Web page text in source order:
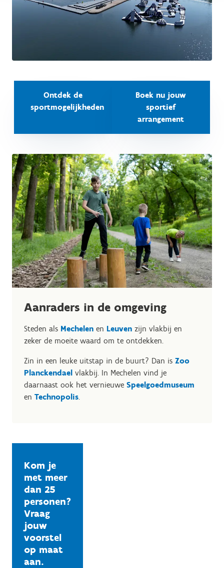
Ontdek de
sportmogelijkheden
Boek nu jouw
sportief
arrangement
Aanraders in de omgeving
Steden als Mechelen en Leuven zijn vlakbij en
zeker de moeite waard om te ontdekken.
Zin in een leuke uitstap in de buurt? Dan is Zoo
Planckendael vlakbij. In Mechelen vind je
daarnaast ook het vernieuwe Speelgoedmuseum
en Technopolis.
Kom je
met meer
dan 25
personen?
Vraag
jouw
voorstel
op maat
aan.